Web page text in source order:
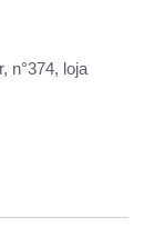
n°374, loja